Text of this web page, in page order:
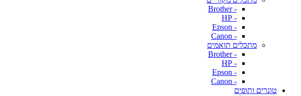
- Brother
- HP
- Epson
- Canon
מתכלים תואמים
- Brother
- HP
- Epson
- Canon
טונרים ותופים